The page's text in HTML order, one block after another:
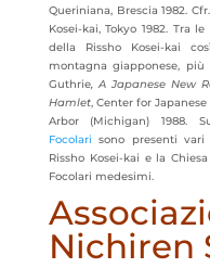
Queriniana, Brescia 1982.
Kosei-kai, Tokyo 1982. Tra
della Rissho Kosei-kai
montagna giapponese,
Guthrie, A Japanese New
Hamlet, Center for
Arbor (Michigan) 1988.
Focolari sono presenti
Rissho Kosei-kai e la
Focolari medesimi.
Nichiren